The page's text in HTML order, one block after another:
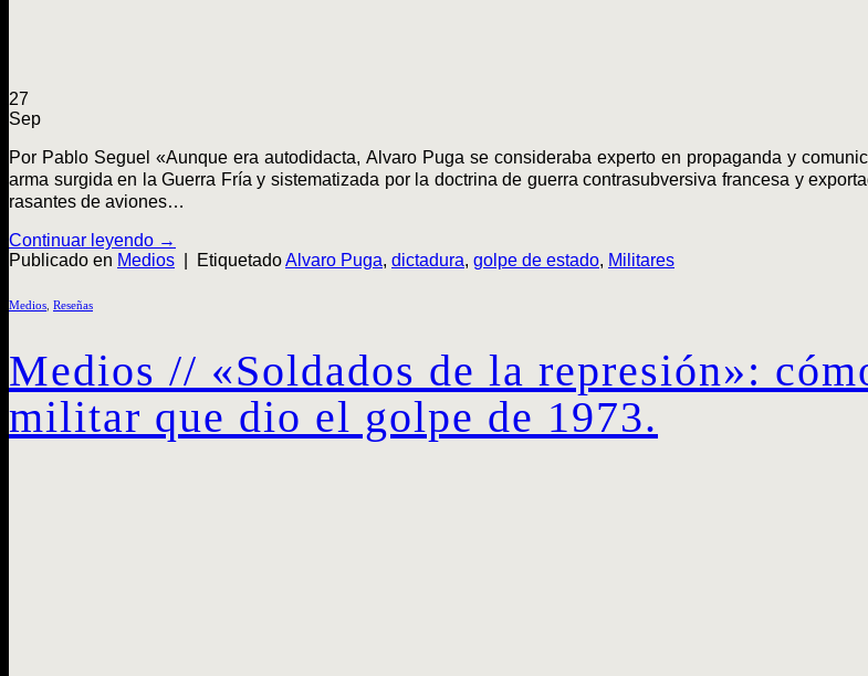
27
Sep
Por Pablo Seguel «Aunque era autodidacta, Alvaro Puga se consideraba experto en propaganda y
arma surgida en la Guerra Fría y sistematizada por la doctrina de guerra contrasubversiva francesa y
rasantes de aviones…
Continuar leyendo →
Publicado en Medios EtiquetadoAlvaro Puga, dictadura, golpe de estado, Militares
Medios Reseñas
Medios // «Soldados de la represión»:
militar que dio el golpe de 1973.